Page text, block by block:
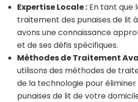
Expertise Locale : En tant que
traitement des punaises de lit
avons une connaissance
et de ses défis spécifiques.
Méthodes de Traitement
utilisons des méthodes de
de la technologie pour
punaises de lit de votre